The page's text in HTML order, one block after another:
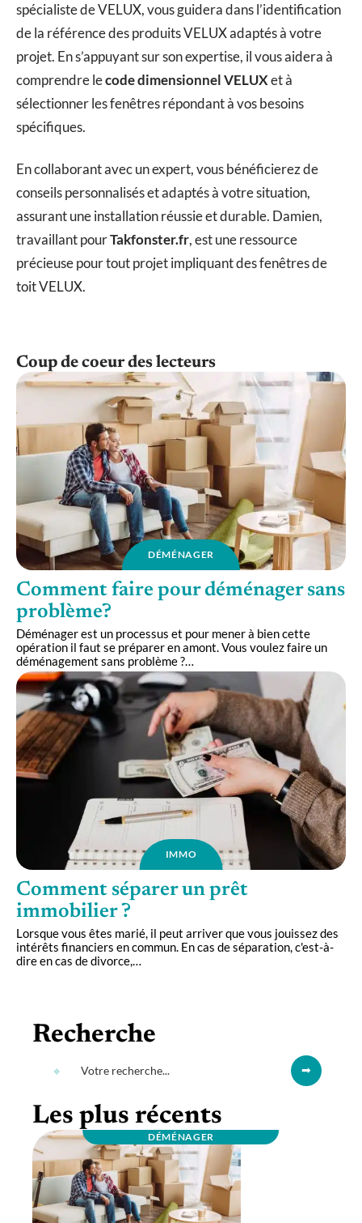
spécialiste de VELUX, vous guidera dans l’identification
de la référence des produits VELUX adaptés à votre
projet. En s’appuyant sur son expertise, il vous aidera à
comprendre lecode dimensionnel VELUXet à
sélectionner les fenêtres répondant à vos besoins
spécifiques.
En collaborant avec un expert, vous bénéficierez de
conseils personnalisés et adaptés à votre situation,
assurant une installation réussie et durable. Damien,
travaillant pourTakfonster.fr, est une ressource
précieuse pour tout projet impliquant des fenêtres de
toit VELUX.
Coup de coeur des lecteurs
DÉMÉNAGER
Comment faire pour déménager sans
problème?
Déménager est un processus et pour mener à bien cette
opération il faut se préparer en amont. Vous voulez faire un
déménagement sans problème ?…
IMMO
Comment séparer un prêt
immobilier ?
Lorsque vous êtes marié, il peut arriver que vous jouissez des
intérêts financiers en commun. En cas de séparation, c'est-à-
dire en cas de divorce,
Recherche
Les plus récents
DÉMÉNAGER